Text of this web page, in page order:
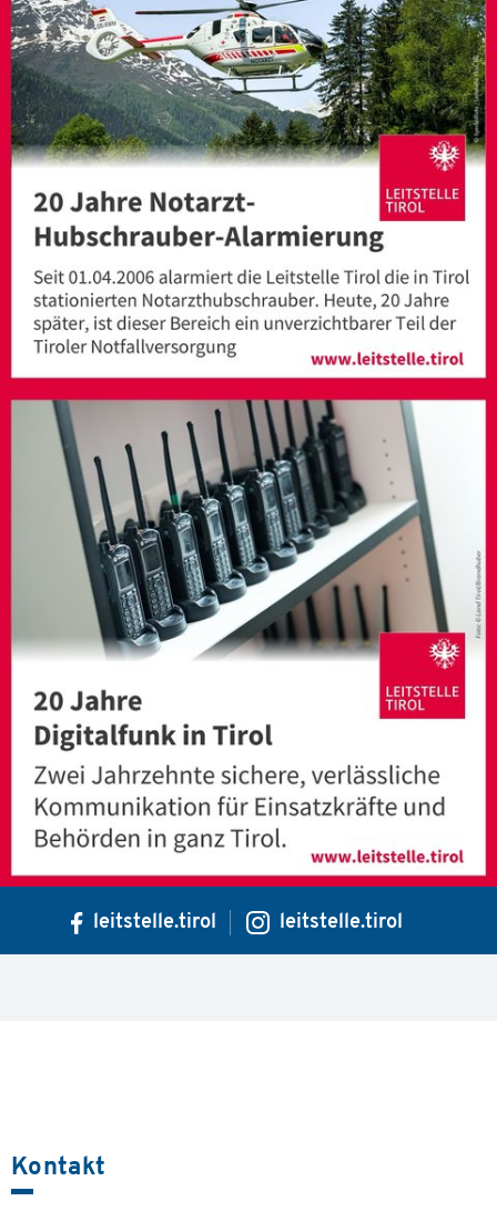
leitstelle.tirol leitstelle.tirol
Kontakt